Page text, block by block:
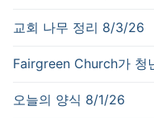
교회 나무 정리 8/3/26
Fairgreen Church가 청
오늘의 양식 8/1/26